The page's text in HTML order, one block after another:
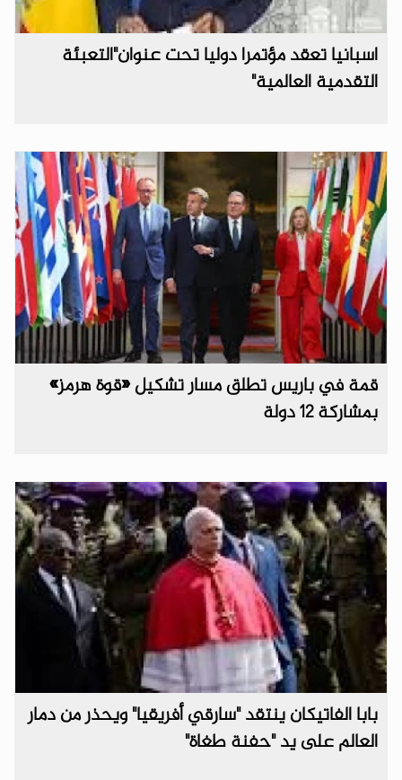
اسبانيا تعقد مؤتمرا دوليا تحت عنوان"التعبئة
التقدمية العالمية"
قمة في باريس تطلق مسار تشكيل «قوة هرمز»
بمشاركة 12 دولة
بابا الفاتيكان ينتقد "سارقي أفريقيا" ويحذر من دمار
العالم على يد "حفنة طغاة"